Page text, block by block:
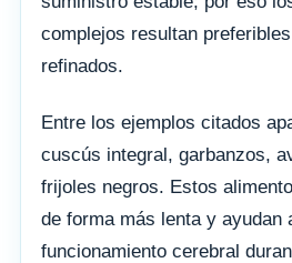
complejos resultan
refinados.
Entre los ejemplos citados
cuscús integral, garbanzos,
frijoles negros. Estos
de forma más lenta y ayudan
funcionamiento cerebral